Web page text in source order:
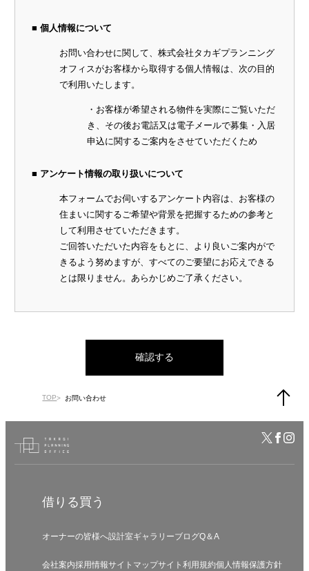
■ 個人情報について
お問い合わせに関して、株式会社タカギプランニング
オフィスがお客様から取得する個人情報は、次の目的
で利用いたします。
・お客様が希望される物件を実際にご覧いただ
き、その後お電話又は電子メールで募集・入居
申込に関するご案内をさせていただくため
■ アンケート情報の取り扱いについて
本フォームでお伺いするアンケート内容は、お客様の
住まいに関するご希望や背景を把握するための参考と
して利用させていただきます。
ご回答いただいた内容をもとに、より良いご案内がで
きるよう努めますが、すべてのご要望にお応えできる
とは限りません。あらかじめご了承ください。
確認する
TOP お問い合わせ
借りる 買う
オーナーの皆様へ設計室ギャラリーブログQ＆A
会社案内採用情報サイトマップサイト利用規約個人情報保護方針